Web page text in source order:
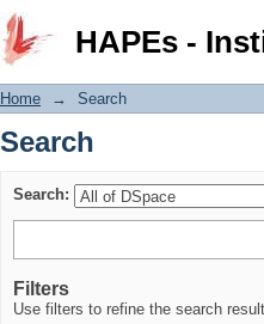
HAPEs -
Search
Home → Search
Search
Search:
Filters
Use filters to refine the search